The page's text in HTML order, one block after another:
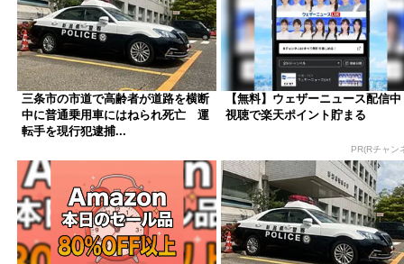
三条市の市道で高齢者が道路を横断
中に普通乗用車にはねられ死亡 運
転手を現行犯逮捕...
【無料】ウェザーニュース配信中
視聴で楽天ポイント貯まる
PR(Rチャン